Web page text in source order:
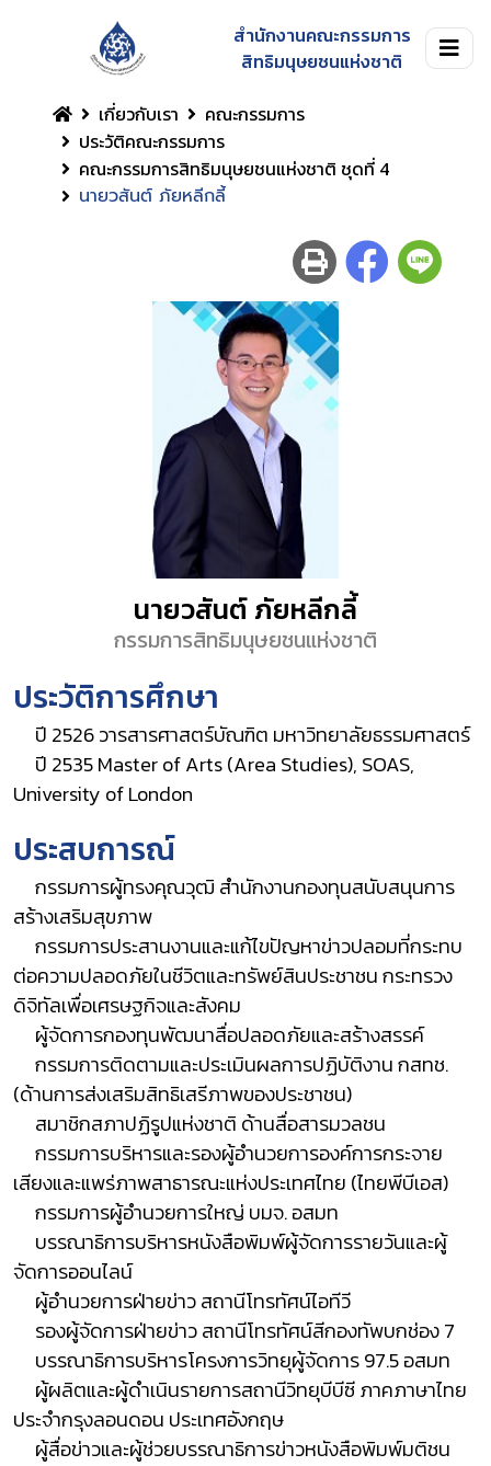
สำนักงานคณะกรรมการ
สิทธิมนุษยชนแห่งชาติ
เกี่ยวกับเรา
คณะกรรมการ
ประวัติคณะกรรมการ
คณะกรรมการสิทธิมนุษยชนแห่งชาติ ชุดที่ 4
นายวสันต์ ภัยหลีกลี้
นายวสันต์ ภัยหลีกลี้
กรรมการสิทธิมนุษยชนแห่งชาติ
ประวัติการศึกษา
ปี 2526 วารสารศาสตร์บัณฑิต มหาวิทยาลัยธรรมศาสตร์
ปี 2535 Master of Arts (Area Studies), SOAS,
University of London
ประสบการณ์
กรรมการผู้ทรงคุณวุฒิ สำนักงานกองทุนสนับสนุนการ
สร้างเสริมสุขภาพ
กรรมการประสานงานและแก้ไขปัญหาข่าวปลอมที่กระทบ
ต่อความปลอดภัยในชีวิตและทรัพย์สินประชาชน กระทรวง
ดิจิทัลเพื่อเศรษฐกิจและสังคม
ผู้จัดการกองทุนพัฒนาสื่อปลอดภัยและสร้างสรรค์
กรรมการติดตามและประเมินผลการปฏิบัติงาน กสทช.
(ด้านการส่งเสริมสิทธิเสรีภาพของประชาชน)
สมาชิกสภาปฏิรูปแห่งชาติ ด้านสื่อสารมวลชน
กรรมการบริหารและรองผู้อำนวยการองค์การกระจาย
เสียงและแพร่ภาพสาธารณะแห่งประเทศไทย (ไทยพีบีเอส)
กรรมการผู้อำนวยการใหญ่ บมจ. อสมท
บรรณาธิการบริหารหนังสือพิมพ์ผู้จัดการรายวันและผู้
จัดการออนไลน์
ผู้อำนวยการฝ่ายข่าว สถานีโทรทัศน์ไอทีวี
รองผู้จัดการฝ่ายข่าว สถานีโทรทัศน์สีกองทัพบกช่อง 7
บรรณาธิการบริหารโครงการวิทยุผู้จัดการ 97.5 อสมท
ผู้ผลิตและผู้ดำเนินรายการสถานีวิทยุบีบีซี ภาคภาษาไทย
ประจำกรุงลอนดอน ประเทศอังกฤษ
ผู้สื่อข่าวและผู้ช่วยบรรณาธิการข่าวหนังสือพิมพ์มติชน